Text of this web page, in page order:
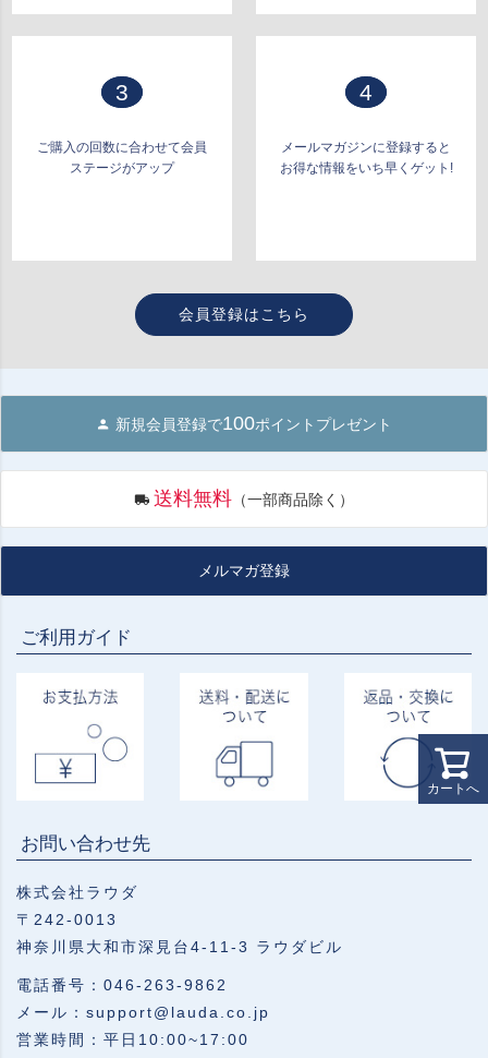
カートへ
3
ご購入の回数に合わせて会員
ステージがアップ
4
メールマガジンに登録すると
お得な情報をいち早くゲット!
会員登録はこちら
新規会員登録で100ポイントプレゼント
送料無料 （一部商品除く）
メルマガ登録
ご利用ガイド
お問い合わせ先
株式会社ラウダ
〒242-0013
神奈川県大和市深見台4-11-3 ラウダビル
電話番号：046-263-9862
メール：support@lauda.co.jp
営業時間：平日10:00~17:00